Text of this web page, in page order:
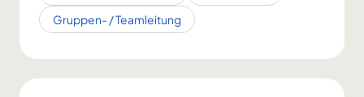
Gruppen- / Teamleitung